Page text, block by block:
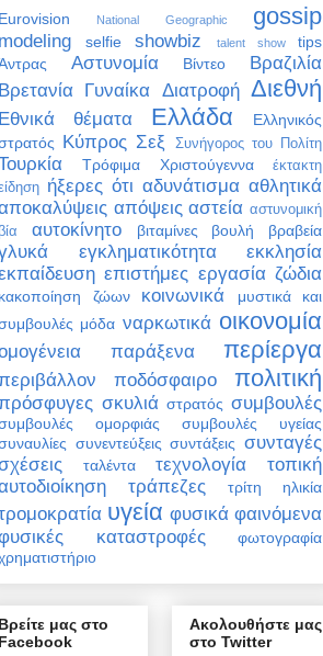
Eurovision National Geographic gossip
modeling selfie showbiz talent show
tips
Αστυνομία Βίντεο
Βραζιλία
Βρετανία Γυναίκα Διατροφή Διεθνή
Εθνικά θέματα Ελλάδα
Ελληνικός
Κύπρος Σεξ Συνήγορος του Πολίτη
Τρόφιμα Χριστούγεννα
έκτακτη
ήξερες ότι αδυνάτισμα αθλητικά
απόψεις αστεία αστυνομική
βία
αυτοκίνητο βιταμίνες βουλή βραβεία
εγκληματικότητα
εκκλησία
επιστήμες εργασία ζώδια
κακοποίηση ζώων κοινωνικά
μυστικά και
μόδα ναρκωτικά οικονομία
παράξενα περίεργα
ποδόσφαιρο πολιτική
σκυλιά στρατός συμβουλές
ομορφιάς
συμβουλές υγείας
συνεντεύξεις συντάξεις συνταγές
ταλέντα τεχνολογία
τοπική
τράπεζες τρίτη ηλικία
υγεία φυσικά φαινόμενα
καταστροφές
φωτογραφία
Βρείτε μας στο
Facebook
Ακολουθήστε μας
στο Twitter